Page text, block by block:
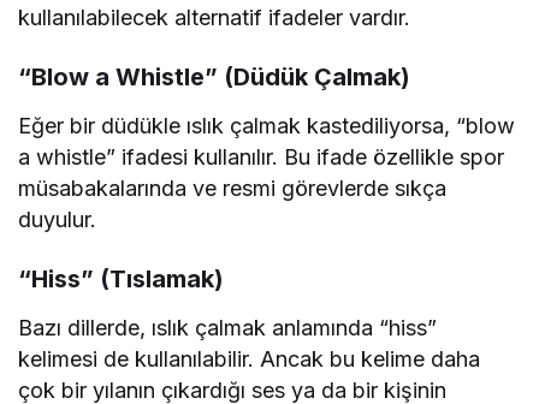
kullanılabilecek alternatif ifadeler vardır.
“Blow a Whistle” (Düdük Çalmak)
Eğer bir düdükle ıslık çalmak kastediliyorsa, “blow
a whistle” ifadesi kullanılır. Bu ifade özellikle spor
müsabakalarında ve resmi görevlerde sıkça
duyulur.
“Hiss” (Tıslamak)
Bazı dillerde, ıslık çalmak anlamında “hiss”
kelimesi de kullanılabilir. Ancak bu kelime daha
çok bir yılanın çıkardığı ses ya da bir kişinin